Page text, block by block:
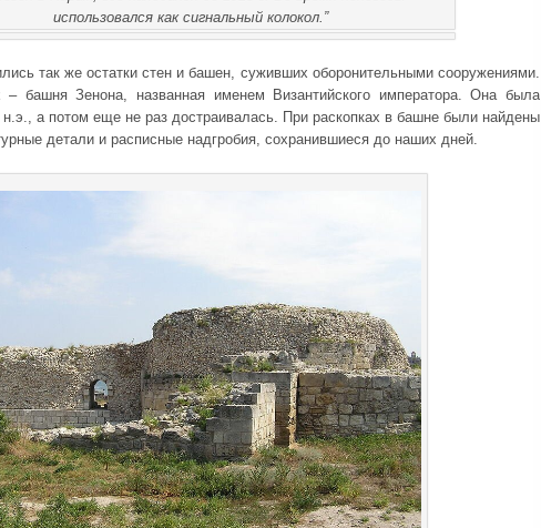
использовался как сигнальный колокол.”
так же остатки стен и башен, суживших оборонительными сооружениями.
башня Зенона, названная именем Византийского императора. Она была
н.э., а потом еще не раз достраивалась. При раскопках в башне были найдены
детали и расписные надгробия, сохранившиеся до наших дней.